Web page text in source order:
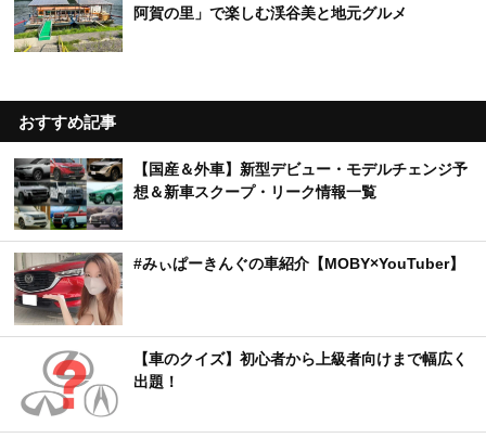
阿賀の里」で楽しむ渓谷美と地元グルメ
おすすめ記事
【国産＆外車】新型デビュー・モデルチェンジ予
想＆新車スクープ・リーク情報一覧
#みぃぱーきんぐの車紹介【MOBY×YouTuber】
【車のクイズ】初心者から上級者向けまで幅広く
出題！